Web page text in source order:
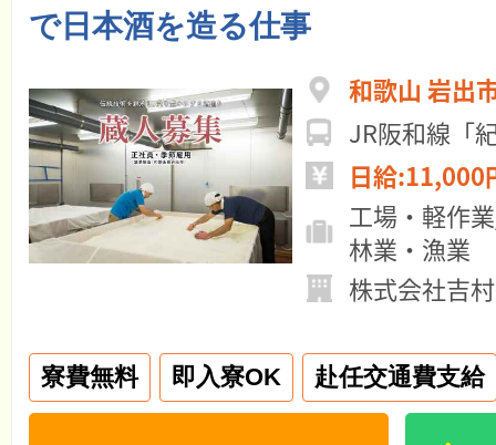
で日本酒を造る仕事
和歌山 岩出
JR阪和線「
日給:11,000
工場・軽作
林業・漁業
株式会社吉
寮費無料 即入寮OK 赴任交通費支給